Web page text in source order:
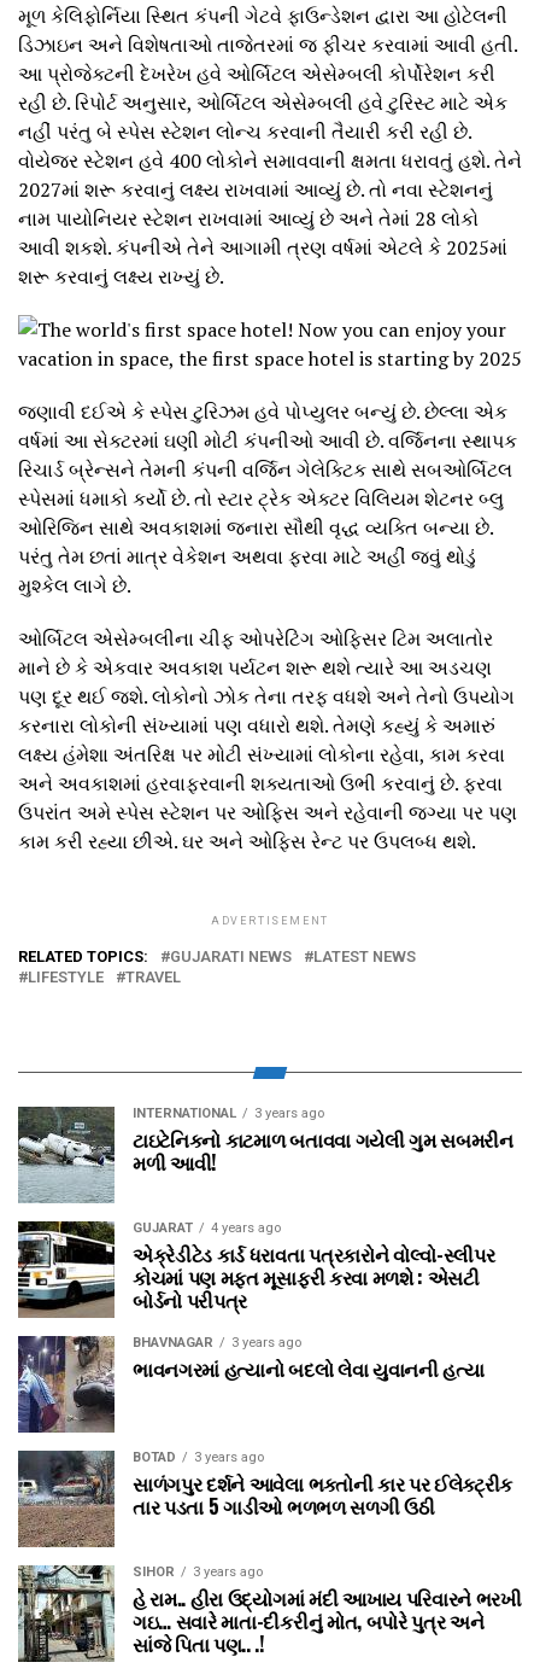
મૂળ કેલિફોર્નિયા સ્થિત કંપની ગેટવે ફાઉન્ડેશન દ્વારા આ હોટેલની
ડિઝાઇન અને વિશેષતાઓ તાજેતરમાં જ ફીચર કરવામાં આવી હતી.
આ પ્રોજેક્ટની દેખરેખ હવે ઓર્બિટલ એસેમ્બલી કોર્પોરેશન કરી
રહી છે. રિપોર્ટ અનુસાર, ઓર્બિટલ એસેમ્બલી હવે ટુરિસ્ટ માટે એક
નહીં પરંતુ બે સ્પેસ સ્ટેશન લોન્ચ કરવાની તૈયારી કરી રહી છે.
વોયેજર સ્ટેશન હવે 400 લોકોને સમાવવાની ક્ષમતા ધરાવતું હશે. તેને
2027માં શરૂ કરવાનું લક્ષ્ય રાખવામાં આવ્યું છે. તો નવા સ્ટેશનનું
નામ પાયોનિયર સ્ટેશન રાખવામાં આવ્યું છે અને તેમાં 28 લોકો
આવી શકશે. કંપનીએ તેને આગામી ત્રણ વર્ષમાં એટલે કે 2025માં
શરૂ કરવાનું લક્ષ્ય રાખ્યું છે.
જણાવી દઈએ કે સ્પેસ ટુરિઝમ હવે પોપ્યુલર બન્યું છે. છેલ્લા એક
વર્ષમાં આ સેક્ટરમાં ઘણી મોટી કંપનીઓ આવી છે. વર્જિનના સ્થાપક
રિચાર્ડ બ્રેન્સને તેમની કંપની વર્જિન ગેલેક્ટિક સાથે સબઓર્બિટલ
સ્પેસમાં ધમાકો કર્યો છે. તો સ્ટાર ટ્રેક એક્ટર વિલિયમ શેટનર બ્લુ
ઓરિજિન સાથે અવકાશમાં જનારા સૌથી વૃદ્ધ વ્યક્તિ બન્યા છે.
પરંતુ તેમ છતાં માત્ર વેકેશન અથવા ફરવા માટે અહીં જવું થોડું
મુશ્કેલ લાગે છે.
ઓર્બિટલ એસેમ્બલીના ચીફ ઓપરેટિંગ ઓફિસર ટિમ અલાતોર
માને છે કે એકવાર અવકાશ પર્યટન શરૂ થશે ત્યારે આ અડચણ
પણ દૂર થઈ જશે. લોકોનો ઝોક તેના તરફ વધશે અને તેનો ઉપયોગ
કરનારા લોકોની સંખ્યામાં પણ વધારો થશે. તેમણે કહ્યું કે અમારું
લક્ષ્ય હંમેશા અંતરિક્ષ પર મોટી સંખ્યામાં લોકોના રહેવા, કામ કરવા
અને અવકાશમાં હરવાફરવાની શક્યતાઓ ઉભી કરવાનું છે. ફરવા
ઉપરાંત અમે સ્પેસ સ્ટેશન પર ઓફિસ અને રહેવાની જગ્યા પર પણ
કામ કરી રહ્યા છીએ. ઘર અને ઓફિસ રેન્ટ પર ઉપલબ્ધ થશે.
ADVERTISEMENT
RELATED TOPICS: GUJARATI NEWS
LATEST NEWS
LIFESTYLE
TRAVEL
INTERNATIONAL 3 years ago
ટાઇટેનિકનો કાટમાળ બતાવવા ગયેલી ગુમ સબમરીન
મળી આવી!
GUJARAT 4 years ago
એક્રેડીટેડ કાર્ડ ધરાવતા પત્રકારોને વોલ્‍વો-સ્‍લીપર
કોચમાં પણ મફત મૂસાફરી કરવા મળશે : એસટી
બોર્ડનો પરીપત્ર
BHAVNAGAR 3 years ago
ભાવનગરમાં હત્યાનો બદલો લેવા યુવાનની હત્યા
BOTAD 3 years ago
સાળંગપુર દર્શને આવેલા ભક્તોની કાર પર ઈલેક્ટ્રીક
તાર પડતા 5 ગાડીઓ ભળભળ સળગી ઉઠી
SIHOR 3 years ago
હે રામ.. હીરા ઉદ્યોગમાં મંદી આખાય પરિવારને ભરખી
ગઇ… સવારે માતા-દીકરીનું મોત, બપોરે પુત્ર અને
સાંજે પિતા પણ.. .!